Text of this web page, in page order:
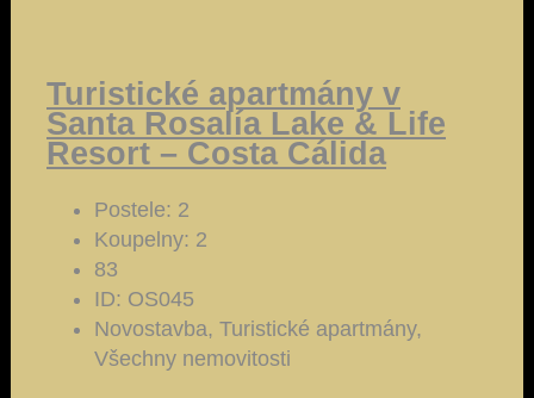
Turistické apartmány v
Santa Rosalía Lake & Life
Resort – Costa Cálida
Postele: 2
Koupelny: 2
83
ID: OS045
Novostavba, Turistické apartmány,
Všechny nemovitosti